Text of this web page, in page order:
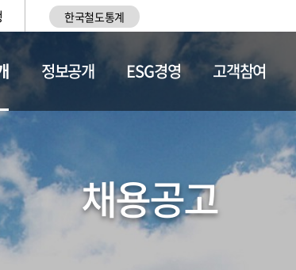
한국철도통계
채용정
정보공개 ESG경영 고객참여
채용공고